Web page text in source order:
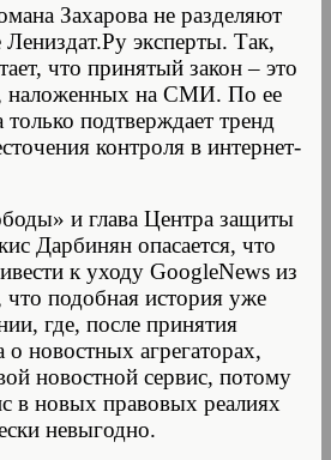
Захарова не разделяют
эксперты. Так,
что принятый закон – это
наложенных на СМИ. По ее
подтверждает тренд
контроля в интернет-
и глава Центра защиты
Дарбинян опасается, что
к уходу GoogleNews из
подобная история уже
где, после принятия
о новостных агрегаторах,
новостной сервис, потому
в новых правовых реалиях
невыгодно.